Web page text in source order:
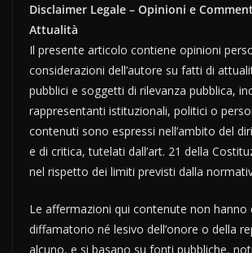
Disclaimer Legale – Opinioni e
Attualità
Il presente articolo contiene opinioni
considerazioni dell’autore su fatti di
pubblici e soggetti di rilevanza pubblica,
rappresentanti istituzionali, politici o
contenuti sono espressi nell’ambito del
e di critica, tutelati dall’art. 21 della
nel rispetto dei limiti previsti dalla
Le affermazioni qui contenute non hanno
diffamatorio né lesivo dell’onore o della
alcuno, e si basano su fonti pubbliche,